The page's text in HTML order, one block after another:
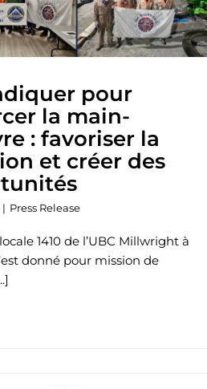
pour
la main-
: favoriser la
et créer des
| Press Release
1410 de l’UBC Millwright à
donné pour mission de